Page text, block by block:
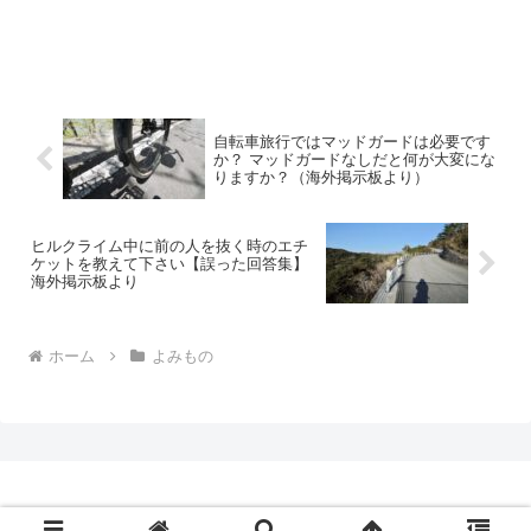
自転車旅行ではマッドガードは必要です
か？ マッドガードなしだと何が大変にな
りますか？（海外掲示板より）
ヒルクライム中に前の人を抜く時のエチ
ケットを教えて下さい【誤った回答集】
海外掲示板より
ホーム よみもの